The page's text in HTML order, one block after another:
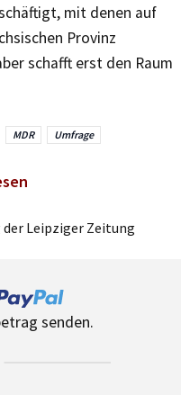
mit denen auf
Provinz
schafft erst den Raum
MDR Umfrage
Leipziger Zeitung
senden.